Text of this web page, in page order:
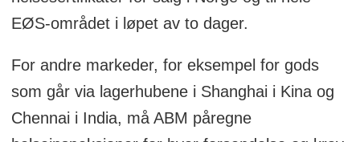
EØS-området i løpet av to dager.
For andre markeder, for eksempel for gods
som går via lagerhubene i Shanghai i Kina og
Chennai i India, må ABM påregne